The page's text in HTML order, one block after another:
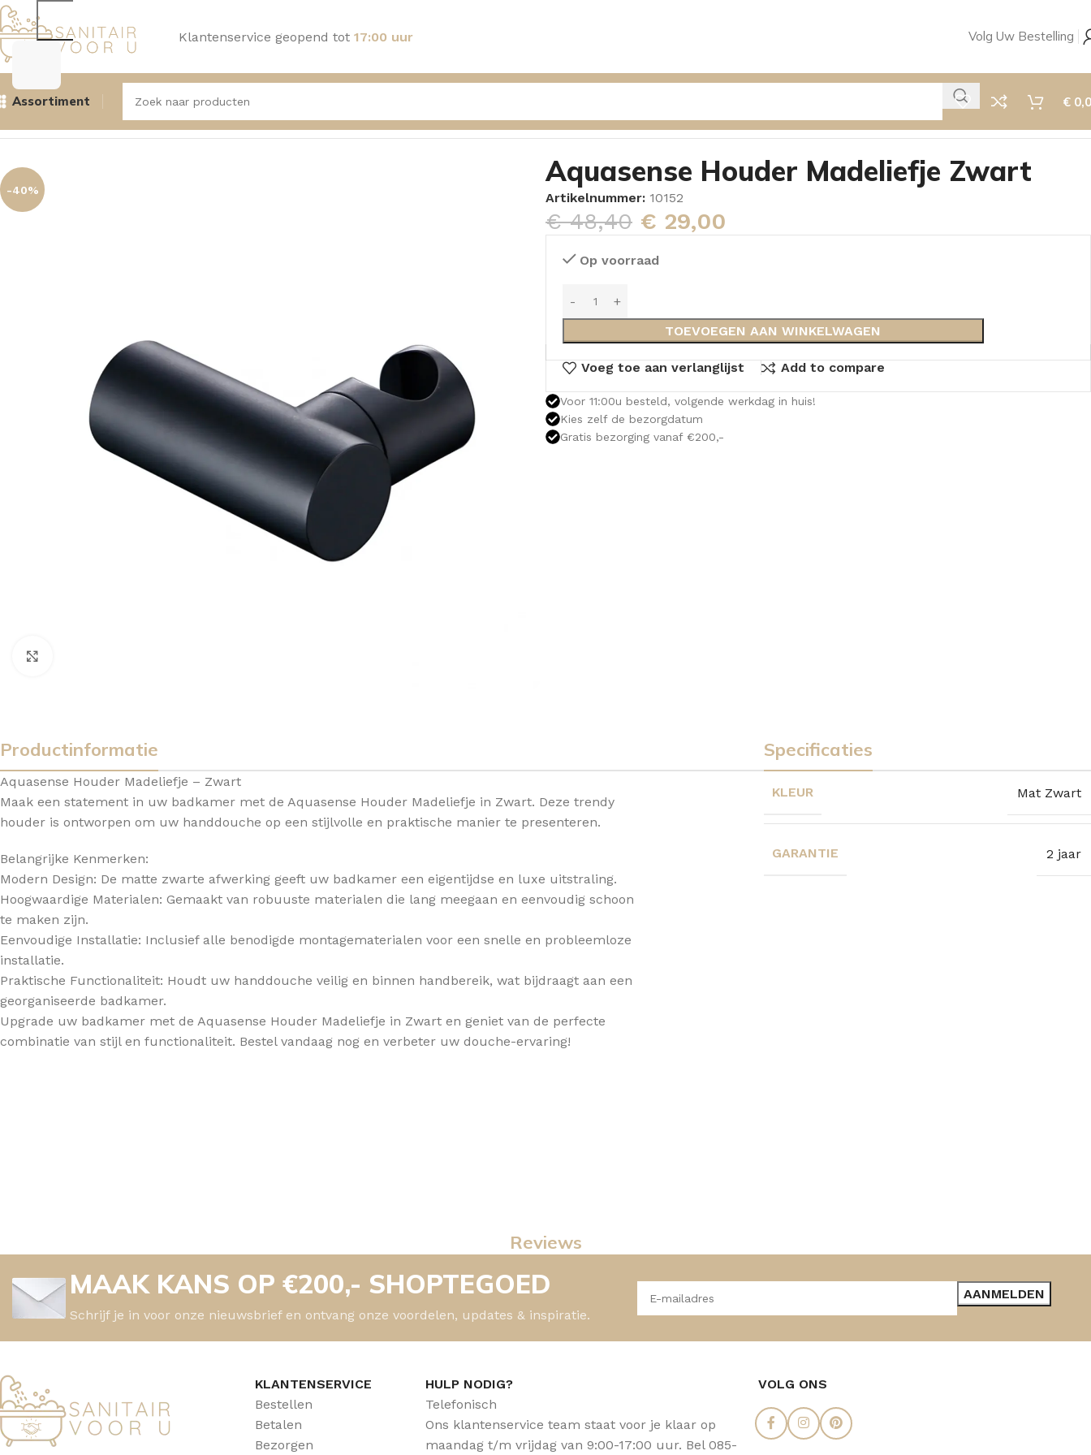
Klantenservice geopend tot 17:00 uur Volg Uw Bestelling
Assortiment
TOPBLADEN
€
Handdouches, houders en doucheslangen Aquasense Houder Madeliefje Zwart
-40%
Aquasense Houder Madeliefje Zwart
Artikelnummer: 10152
€48,40 € 29,00
Op voorraad
TOEVOEGEN AAN WINKELWAGEN
Voeg toe aan verlanglijst Add to compare
Voor 11:00u besteld, volgende werkdag in huis!
Kies zelf de bezorgdatum
Gratis bezorging vanaf €200,-
Productinformatie
Aquasense Houder Madeliefje – Zwart
Maak een statement in uw badkamer met de Aquasense Houder Madeliefje in Zwart. Deze trendy
houder is ontworpen om uw handdouche op een stijlvolle en praktische manier te presenteren.
Belangrijke Kenmerken:
Modern Design: De matte zwarte afwerking geeft uw badkamer een eigentijdse en luxe uitstraling.
Hoogwaardige Materialen: Gemaakt van robuuste materialen die lang meegaan en eenvoudig schoon
te maken zijn.
Eenvoudige Installatie: Inclusief alle benodigde montagematerialen voor een snelle en probleemloze
installatie.
Praktische Functionaliteit: Houdt uw handdouche veilig en binnen handbereik, wat bijdraagt aan een
georganiseerde badkamer.
Upgrade uw badkamer met de Aquasense Houder Madeliefje in Zwart en geniet van de perfecte
combinatie van stijl en functionaliteit. Bestel vandaag nog en verbeter uw douche-ervaring!
Specificaties
KLEUR Mat Zwart
GARANTIE 2 jaar
Reviews
MAAK KANS OP €200,- SHOPTEGOED
Schrijf je in voor onze nieuwsbrief en ontvang onze voordelen, updates & inspiratie.
KLANTENSERVICE
Bestellen
Betalen
Bezorgen
HULP NODIG?
Telefonisch
Ons klantenservice team staat voor je klaar op
maandag t/m vrijdag van 9:00-17:00 uur. Bel 085-
VOLG ONS